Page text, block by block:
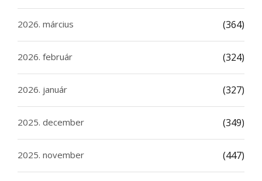
2026. március (364)
2026. február (324)
2026. január (327)
2025. december (349)
2025. november (447)